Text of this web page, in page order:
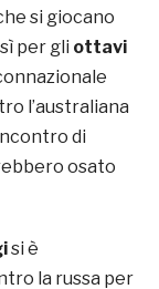
si giocano
per gli ottavi
l’australiana
di
osato
si è
la russa per